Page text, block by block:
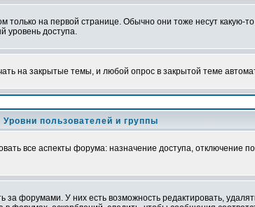
на первой странице. Обычно они тоже несут какую-
уровень доступа.
на закрытые темы, и любой опрос в закрытой теме
Уровни пользователей и группы
все аспекты форума: назначение доступа, отключение
форумами. У них есть возможность редактировать,